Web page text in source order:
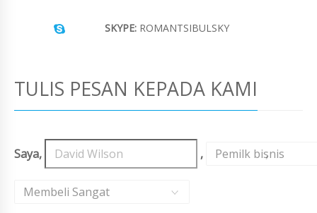
SKYPE: ROMANTSIBULSKY
TULIS PESAN KEPADA KAMI
Saya, , Pemilk bisnis
,
Membeli Sangat